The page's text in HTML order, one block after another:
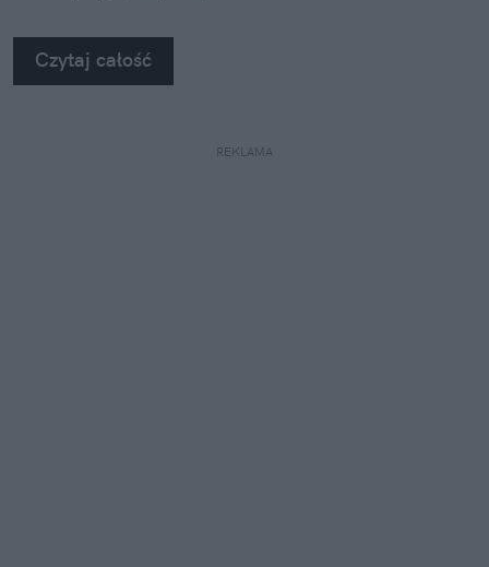
Czytaj całość
REKLAMA